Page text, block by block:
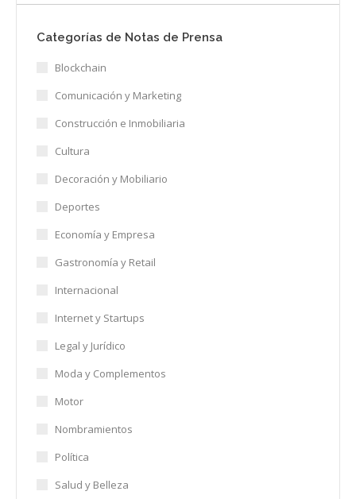
Categorías de Notas de Prensa
Blockchain
Comunicación y Marketing
Construcción e Inmobiliaria
Cultura
Decoración y Mobiliario
Deportes
Economía y Empresa
Gastronomía y Retail
Internacional
Internet y Startups
Legal y Jurídico
Moda y Complementos
Motor
Nombramientos
Política
Salud y Belleza